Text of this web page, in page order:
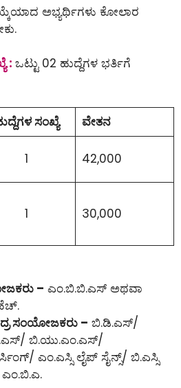
ಅಭ್ಯರ್ಥಿಗಳು ಕೋಲಾರ
: ಒಟ್ಟು 02 ಹುದ್ದೆಗಳ ಭರ್ತಿಗೆ
ಸಂಖ್ಯೆ
ವೇತನ
1 42,000
1 30,000
– ಎಂ.ಬಿ.ಬಿ.ಎಸ್ ಅಥವಾ
ಸಂಯೋಜಕರು – ಬಿ.ಡಿ.ಎಸ್/
ಬಿ.ಯು.ಎಂ.ಎಸ್/
ಎಂ.ಎಸ್ಸಿ ಲೈಪ್ ಸೈನ್ಸ್/ ಬಿ.ಎಸ್ಸಿ